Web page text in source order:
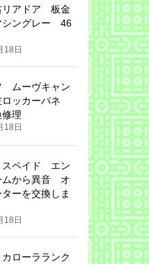
アドア 板金
ングレー 46
18日
ムーヴキャン
ッカーパネ
理
18日
ペイド エン
ムから異音 オ
ーを交換しま
18日
ローラランク